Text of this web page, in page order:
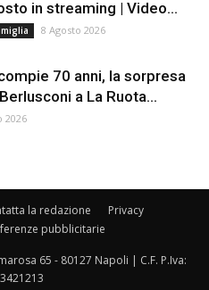
in streaming | Video...
8 Agosto 2026
70 anni, la sorpresa
a La Ruota...
2026
la redazione
Privacy
pubblicitarie
65 - 80127 Napoli | C.F. P.Iva: